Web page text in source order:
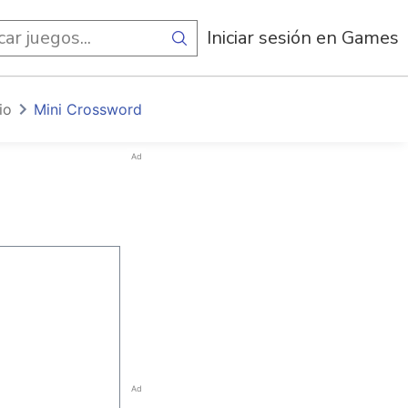
Iniciar sesión en Games
Mini Crossword
Ad
Ad